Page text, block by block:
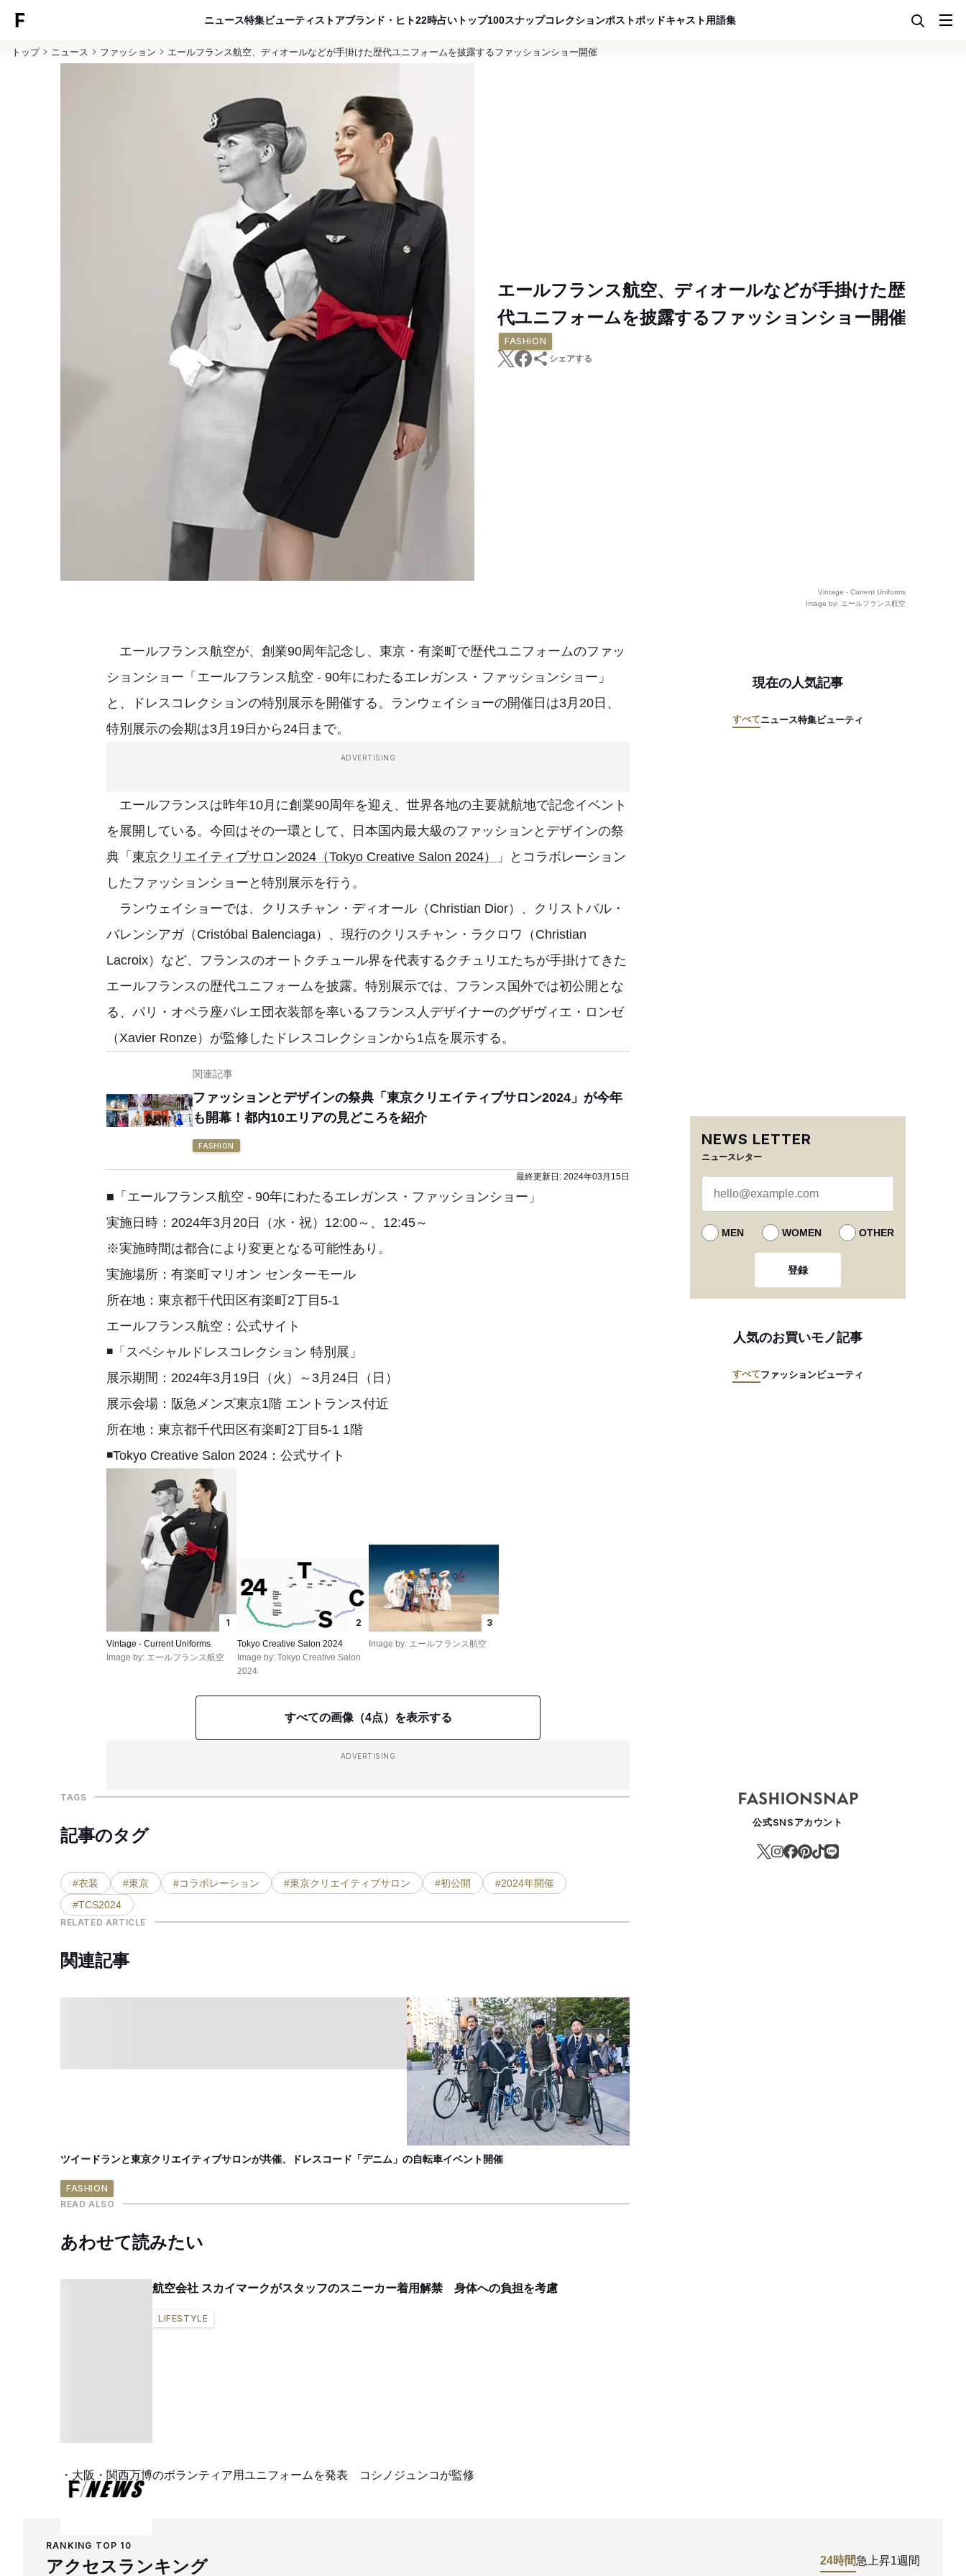
ニュース特集ビューティ ストアブランド・ヒト22時占い トップ100スナップコレクションポストポッドキャスト用語集
トップ ニュース ファッション エールフランス航空、ディオールなどが手掛けた歴代ユニフォームを披露するファッションショー開催
エールフランス航空、ディオールなどが手掛けた歴
代ユニフォームを披露するファッションショー開催
FASHION
シェアする
Vintage - Current Uniforms
Image by: エールフランス航空
エールフランス航空が、創業90周年記念し、東京・有楽町で歴代ユニフォームのファッ
ションショー「エールフランス航空 - 90年にわたるエレガンス・ファッションショー」
と、ドレスコレクションの特別展示を開催する。ランウェイショーの開催日は3月20日、
特別展示の会期は3月19日から24日まで。
ADVERTISING
エールフランスは昨年10月に創業90周年を迎え、世界各地の主要就航地で記念イベント
を展開している。今回はその一環として、日本国内最大級のファッションとデザインの祭
典「 東京クリエイティブサロン2024（Tokyo Creative Salon 2024）
」とコラボレーション
したファッションショーと特別展示を行う。
ランウェイショーでは、クリスチャン・ディオール（Christian Dior）、クリストバル・
バレンシアガ（Cristóbal Balenciaga）、現行のクリスチャン・ラクロワ（Christian
Lacroix）など、フランスのオートクチュール界を代表するクチュリエたちが手掛けてきた
エールフランスの歴代ユニフォームを披露。特別展示では、フランス国外では初公開とな
る、パリ・オペラ座バレエ団衣装部を率いるフランス人デザイナーのグザヴィエ・ロンゼ
（Xavier Ronze）が監修したドレスコレクションから1点を展示する。
関連記事
ファッションとデザインの祭典「東京クリエイティブサロン2024」が今年
も開幕！都内10エリアの見どころを紹介
FASHION
最終更新日: 2024年03月15日
■「エールフランス航空 - 90年にわたるエレガンス・ファッションショー」
実施日時：2024年3月20日（水・祝）12:00～、12:45～
※実施時間は都合により変更となる可能性あり。
実施場所：有楽町マリオン センターモール
所在地：東京都千代田区有楽町2丁目5-1
エールフランス航空：公式サイト
◾️「スペシャルドレスコレクション 特別展」
展示期間：2024年3月19日（火）～3月24日（日）
展示会場：阪急メンズ東京1階 エントランス付近
所在地：東京都千代田区有楽町2丁目5-1 1階
◾️Tokyo Creative Salon 2024：公式サイト
1
Vintage - Current Uniforms
Image by: エールフランス航空
2
Tokyo Creative Salon 2024
Image by: Tokyo Creative Salon
2024
3
Image by: エールフランス航空
すべての画像（4点）を表示する
ADVERTISING
TAGS
記事のタグ
#衣装 #東京 #コラボレーション #東京クリエイティブサロン #初公開
#2024年開催
#TCS2024
RELATED ARTICLE
関連記事
ツイードランと東京クリエイティブサロンが共催、ドレスコード「デニム」の自転車イベント開催
FASHION
READ ALSO
あわせて読みたい
航空会社 スカイマークがスタッフのスニーカー着用解禁 身体への負担を考慮
LIFESTYLE
大阪・関西万博のボランティア用ユニフォームを発表 コシノジュンコが監修
現在の人気記事
すべてニュース特集ビューティ
NEWS LETTER
ニュースレター
MEN WOMEN OTHER
登録
人気のお買いモノ記事
すべてファッションビューティ
公式SNSアカウント
RANKING TOP 10
アクセスランキング 24時間急上昇1週間